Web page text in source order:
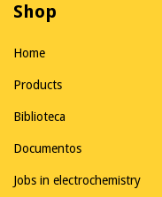
Shop
Home
Products
Biblioteca
Documentos
Jobs in electrochemistry